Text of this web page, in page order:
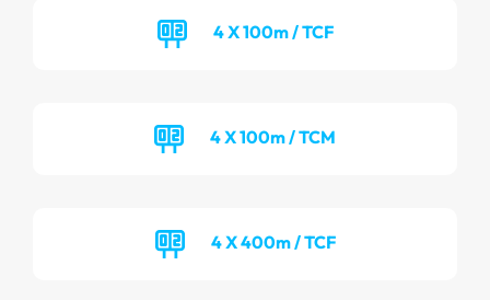
4 X 100m / TCF
4 X 100m / TCM
4 X 400m / TCF